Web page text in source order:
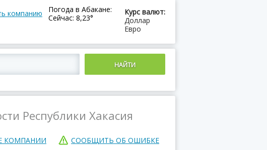
Курс валют:
Доллар
Евро
Погода в Абакане:
Сейчас: 8,23°
компанию
Республики Хакасия
КОМПАНИИ СООБЩИТЬ ОБ ОШИБКЕ